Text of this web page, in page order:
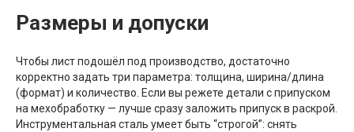
Размеры и допуски
Чтобы лист подошёл под производство, достаточно
корректно задать три параметра: толщина, ширина/длина
(формат) и количество. Если вы режете детали с припуском
на мехобработку — лучше сразу заложить припуск в раскрой.
Инструментальная сталь умеет быть “строгой”: снять